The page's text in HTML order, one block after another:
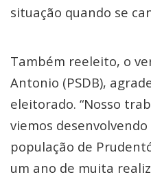
situação quando se
Também reeleito, o
Antonio (PSDB),
eleitorado. “Nosso
viemos
população de
um ano de muita